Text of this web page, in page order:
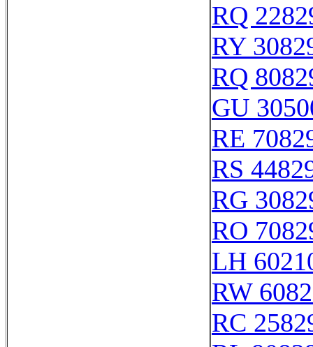
RQ
RY
RQ
GU
RE
RS
RG
RO
LH
RW
RC